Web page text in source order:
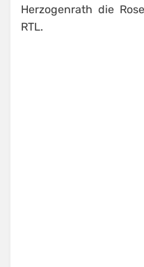
Herzogenrath die
RTL.